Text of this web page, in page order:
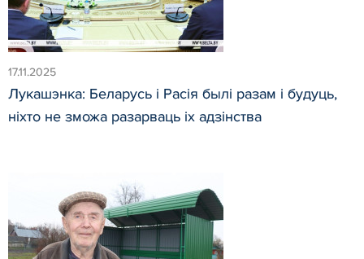
17.11.2025
Лукашэнка: Беларусь і Расія былі разам і будуць,
ніхто не зможа разарваць іх адзінства